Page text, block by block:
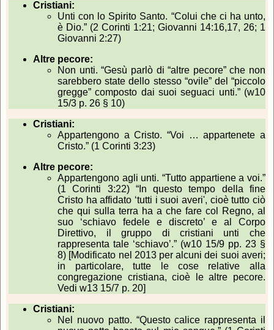
Cristiani:
Unti con lo Spirito Santo. “Colui che ci ha unto,
è Dio.” (2 Corinti 1:21; Giovanni 14:16,17, 26; 1
Giovanni 2:27)
Altre pecore:
Non unti. “Gesù parlò di “altre pecore” che non
sarebbero state dello stesso “ovile” del “piccolo
gregge” composto dai suoi seguaci unti.” (w10
15/3 p. 26 § 10)
Cristiani:
Appartengono a Cristo. “Voi … appartenete a
Cristo.” (1 Corinti 3:23)
Altre pecore:
Appartengono agli unti. “Tutto appartiene a voi.”
(1 Corinti 3:22) “In questo tempo della fine
Cristo ha affidato ‘tutti i suoi averi', cioè tutto ciò
che qui sulla terra ha a che fare col Regno, al
suo ‘schiavo fedele e discreto’ e al Corpo
Direttivo, il gruppo di cristiani unti che
rappresenta tale ‘schiavo’.” (w10 15/9 pp. 23 §
8) [Modificato nel 2013 per alcuni dei suoi averi;
in particolare, tutte le cose relative alla
congregazione cristiana, cioè le altre pecore.
Vedi w13 15/7 p. 20]
Cristiani:
Nel nuovo patto. “Questo calice rappresenta il